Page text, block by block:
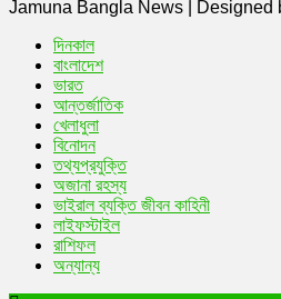
Jamuna Bangla News
Designed
দিনকাল
বাংলাদেশ
ভারত
আন্তর্জাতিক
খেলাধুলা
বিনোদন
তথ্যপ্রযুক্তি
অজানা রহস্য
ভাইরাল ব্যক্তি জীবন কাহিনী
লাইফস্টাইল
রাশিফল
অন্যান্য